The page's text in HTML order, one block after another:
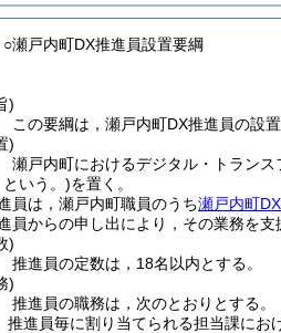
○瀬戸内町DX推進員設置要綱
)
この要綱は，瀬戸内町DX推進員の設
)
瀬戸内町におけるデジタル・トランス
という。)を置く。
員は，瀬戸内町職員のうち瀬戸内町
員からの申し出により，その業務を
)
推進員の定数は，18名以内とする。
)
推進員の職務は，次のとおりとする。
推進員毎に割り当てられる担当課にお